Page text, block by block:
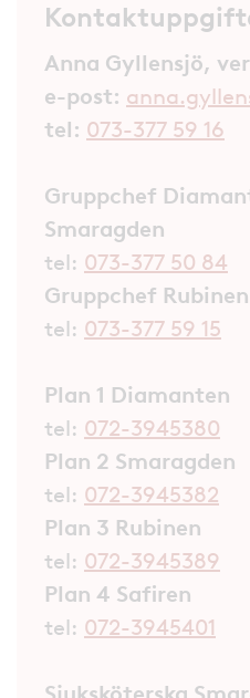
Anna Gyllensjö,
e-post:
tel: 073-377 59 16
Gruppchef
Smaragden
tel: 073-377 50 84
Gruppchef
tel: 073-377 59 15
Plan 1 Diamanten
tel: 072-3945380
Plan 2 Smaragden
tel: 072-3945382
Plan 3 Rubinen
tel: 072-3945389
Plan 4 Safiren
tel: 072-3945401